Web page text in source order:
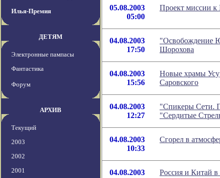
Илья-Премия
ДЕТЯМ
Электронные пампасы
Фантастика
Форум
АРХИВ
Текущий
2003
2002
2001
05.08.2003
05:00
Проект миссии к
04.08.2003
17:50
"Освобождение
Шорохова
04.08.2003
15:56
Новые храмы
Саровского
04.08.2003
12:27
"Спикеры Сети.
"Сердитые
04.08.2003
10:33
Сгорел в
04.08.2003
Россия и Китай в